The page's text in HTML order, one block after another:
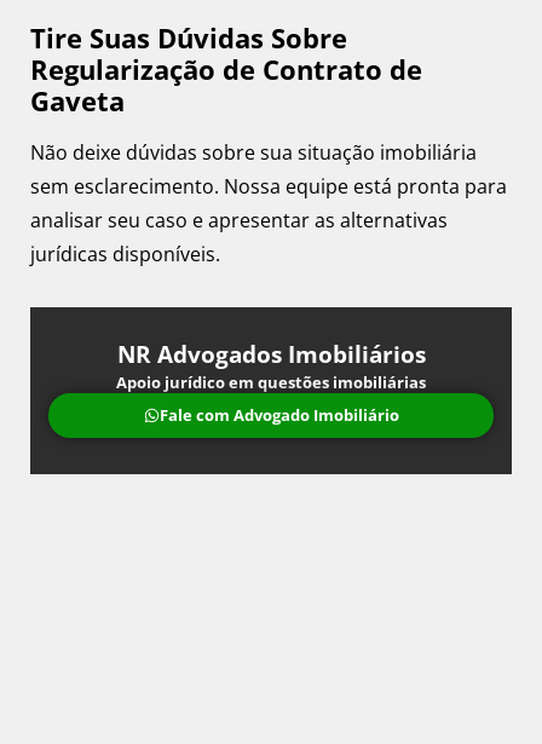
Tire Suas Dúvidas Sobre
Regularização de Contrato de
Gaveta
Não deixe dúvidas sobre sua situação imobiliária
sem esclarecimento. Nossa equipe está pronta para
analisar seu caso e apresentar as alternativas
jurídicas disponíveis.
NR Advogados Imobiliários
Apoio jurídico em questões imobiliárias
Fale com Advogado Imobiliário